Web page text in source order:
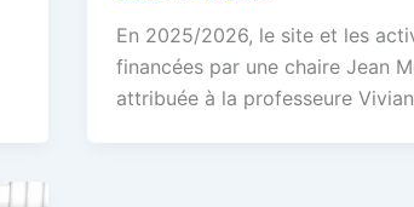
En 2025/2026, le site et les
financées par une chaire Jean
attribuée à la professeure